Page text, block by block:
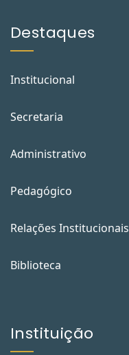
Destaques
Institucional
Secretaria
Administrativo
Pedagógico
Relações Institucionais
Biblioteca
Instituição